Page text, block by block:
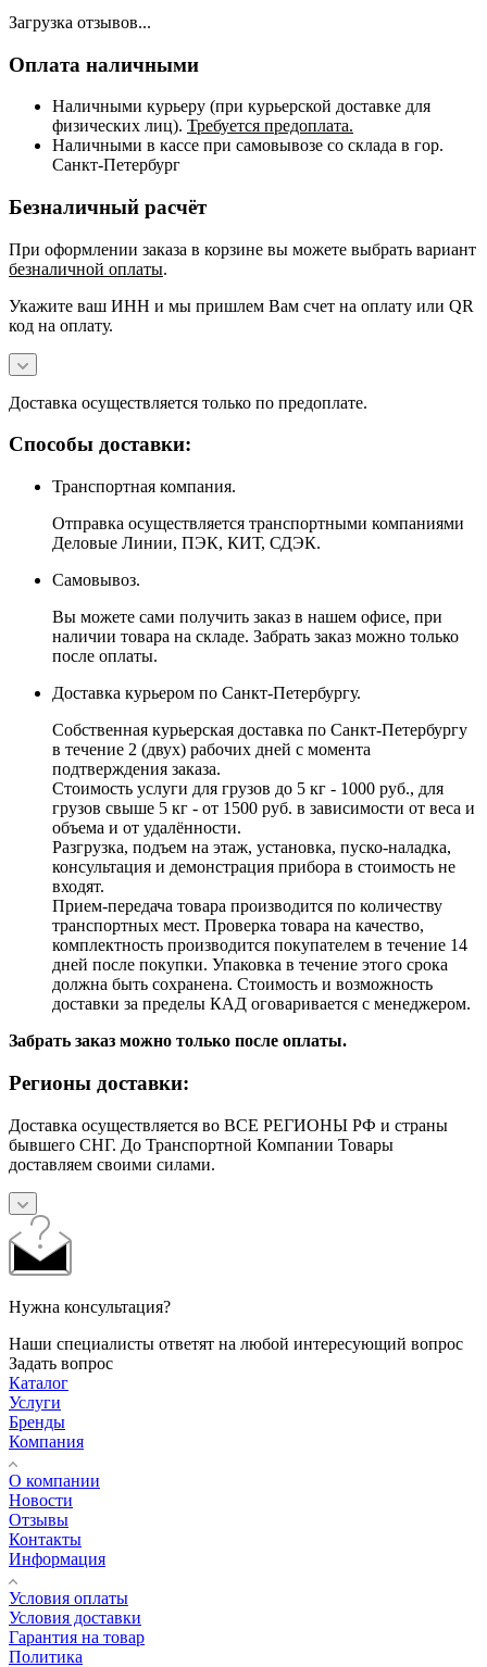
Загрузка отзывов...
Оплата наличными
Наличными курьеру (при курьерской доставке для
физических лиц). Требуется предоплата.
Наличными в кассе при самовывозе со склада в гор.
Санкт-Петербург
Безналичный расчёт
При оформлении заказа в корзине вы можете выбрать вариант
безналичной оплаты.
Укажите ваш ИНН и мы пришлем Вам счет на оплату или QR
код на оплату.
Доставка осуществляется только по предоплате.
Способы доставки:
Транспортная компания.
Отправка осуществляется транспортными компаниями
Деловые Линии, ПЭК, КИТ, СДЭК.
Самовывоз.
Вы можете сами получить заказ в нашем офисе, при
наличии товара на складе. Забрать заказ можно только
после оплаты.
Доставка курьером по Санкт-Петербургу.
Собственная курьерская доставка по Санкт-Петербургу
в течение 2 (двух) рабочих дней с момента
подтверждения заказа.
Стоимость услуги для грузов до 5 кг - 1000 руб., для
грузов свыше 5 кг - от 1500 руб. в зависимости от веса и
объема и от удалённости.
Разгрузка, подъем на этаж, установка, пуско-наладка,
консультация и демонстрация прибора в стоимость не
входят.
Прием-передача товара производится по количеству
транспортных мест. Проверка товара на качество,
комплектность производится покупателем в течение 14
дней после покупки. Упаковка в течение этого срока
должна быть сохранена. Стоимость и возможность
доставки за пределы КАД оговаривается с менеджером.
Забрать заказ можно только после оплаты.
Регионы доставки:
Доставка осуществляется во ВСЕ РЕГИОНЫ РФ и страны
бывшего СНГ. До Транспортной Компании Товары
доставляем своими силами.
Нужна консультация?
Наши специалисты ответят на любой интересующий вопрос
Задать вопрос
Каталог
Услуги
Бренды
Компания
О компании
Новости
Отзывы
Контакты
Информация
Условия оплаты
Условия доставки
Гарантия на товар
Политика